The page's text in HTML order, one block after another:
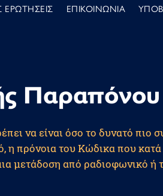
EΠΙΚΟΙΝΩΝΙΑ
Παραπόνου
να είναι όσο το δυνατό πιο
η πρόνοια του Κώδικα που
μετάδοση από ραδιοφωνικό ή